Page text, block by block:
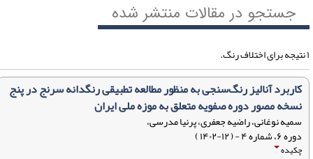
جستجو در مقالات منتشر شده
کاربرد آنالیز رنگ‌سنجی به منظور مطالعه تطبیقی رنگدانه سرنج در پنج
نسخه مصور دوره صفویه متعلق به موزه ملی ایران
سمیه نوغانی، راضیه جعفری، پرنیا مدرسی،
دوره ۶، شماره ۴ - ( ۱۲-۱۴۰۲ )
چکیده